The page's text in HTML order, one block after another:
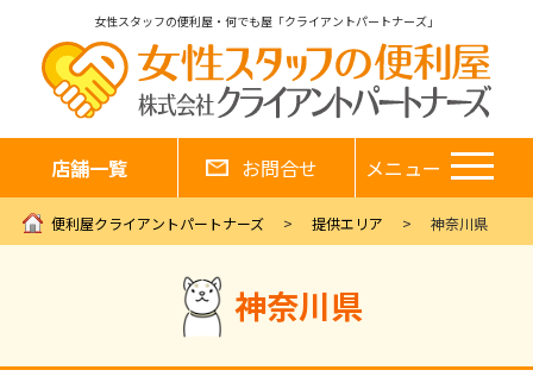
女性スタッフの便利屋・何でも屋「クライアントパートナーズ」
店舗一覧 お問合せ メニュー
便利屋クライアントパートナーズ 提供エリア 神奈川県
神奈川県